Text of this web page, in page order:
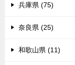
兵庫県 (75)
奈良県 (25)
和歌山県 (11)